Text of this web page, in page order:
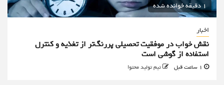
1 دقیقه خوانده شده
اخبار
نقش خواب در موفقیت تحصیلی پررنگ‌تر از تغذیه و کنترل
استفاده از گوشی است
تیم تولید محتوا